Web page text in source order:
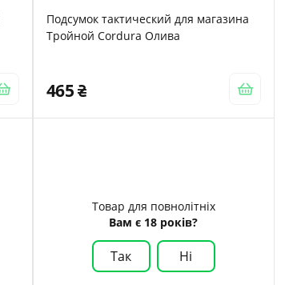
Подсумок тактический для магазина
Тройной Cordura Олива
465
Товар для повнолітніх
Вам є 18 років?
Так Ні